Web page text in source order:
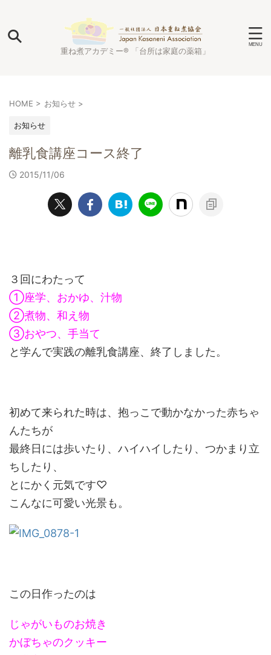
重ね煮アカデミー® 「台所は家庭の薬箱」
HOME > お知らせ >
お知らせ
離乳食講座コース終了
2015/11/06
３回にわたって
①座学、おかゆ、汁物
②煮物、和え物
③おやつ、手当て
と学んで実践の離乳食講座、終了しました。
初めて来られた時は、抱っこで動かなかった赤ちゃ
んたちが
最終日には歩いたり、ハイハイしたり、つかまり立
ちしたり、
とにかく元気です♡
こんなに可愛い光景も。
この日作ったのは
じゃがいものお焼き
かぼちゃのクッキー